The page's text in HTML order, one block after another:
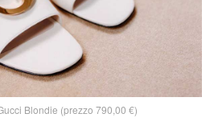
Blondie (prezzo 790,00 €)